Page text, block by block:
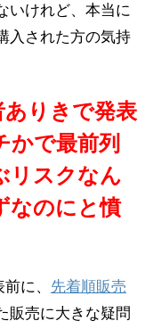
いけれど、本当に
入された方の気持
りきで発表
かで最前列
リスクなん
なのにと憤
に、 先着順販売
販売に大きな疑問